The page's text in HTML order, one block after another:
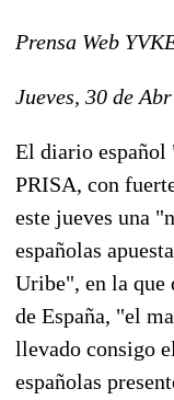
Prensa Web
Jueves, 30 de
El diario español
PRISA, con
este jueves una
españolas
Uribe", en la que
de España, "el
llevado consigo
españolas